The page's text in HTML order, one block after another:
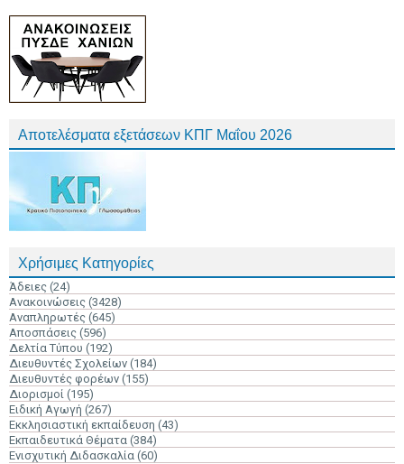
Αποτελέσματα εξετάσεων ΚΠΓ Μαΐου 2026
Χρήσιμες Κατηγορίες
Άδειες (24)
Ανακοινώσεις (3428)
Αναπληρωτές (645)
Αποσπάσεις (596)
Δελτία Τύπου (192)
Διευθυντές Σχολείων (184)
Διευθυντές φορέων (155)
Διορισμοί (195)
Ειδική Αγωγή (267)
Εκκλησιαστική εκπαίδευση (43)
Εκπαιδευτικά Θέματα (384)
Ενισχυτική Διδασκαλία (60)